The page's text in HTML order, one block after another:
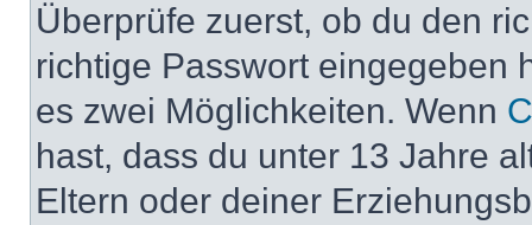
Überprüfe zuerst, ob du den
richtige Passwort eingegeben
es zwei Möglichkeiten. Wenn
hast, dass du unter 13 Jahre
Eltern oder deiner